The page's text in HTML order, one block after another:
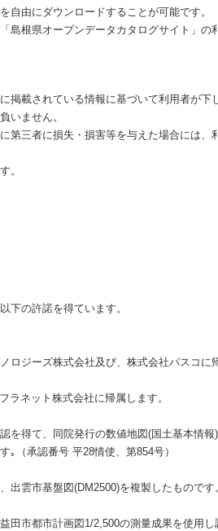
自由にダウンロードすることが可能です。
島根県オープンデータカタログサイト」の
掲載されている情報に基づいて利用者が
いません。
第三者に損失・損害等を与えた場合には、
。
下の許諾を得ています。
ジーズ株式会社及び、株式会社パスコに
ラネット株式会社に帰属します。
を得て、同院発行の数値地図(国土基本情
｡（承認番号 平28情使、第854号）
出雲市基盤図(DM2500)を複製したもので
田市都市計画図1/2,500の測量成果を使用